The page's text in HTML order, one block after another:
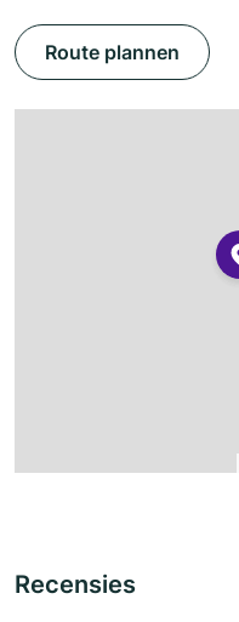
Route plannen
Recensies